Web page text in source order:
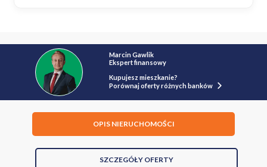
Marcin Gawlik
Ekspert finansowy
Kupujesz mieszkanie?
Porównaj oferty różnych banków
OPIS NIERUCHOMOŚCI
SZCZEGÓŁY OFERTY